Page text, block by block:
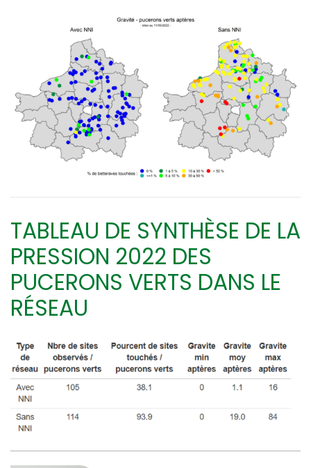
TABLEAU DE SYNTHÈSE DE LA
PRESSION 2022 DES
PUCERONS VERTS DANS LE
RÉSEAU